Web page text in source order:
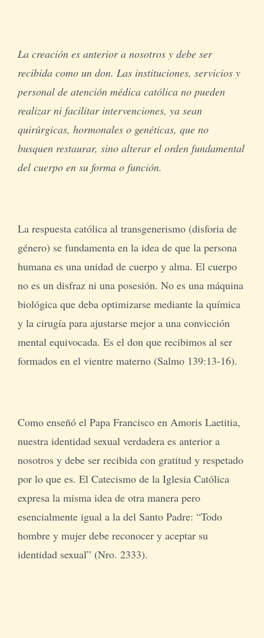
La creación es anterior a nosotros y debe ser
recibida como un don. Las instituciones, servicios y
personal de atención médica católica no pueden
realizar ni facilitar intervenciones, ya sean
quirúrgicas, hormonales o genéticas, que no
busquen restaurar, sino alterar el orden fundamental
del cuerpo en su forma o función.
La respuesta católica al transgenerismo (disforia de
género) se fundamenta en la idea de que la persona
humana es una unidad de cuerpo y alma. El cuerpo
no es un disfraz ni una posesión. No es una máquina
biológica que deba optimizarse mediante la química
y la cirugía para ajustarse mejor a una convicción
mental equivocada. Es el don que recibimos al ser
formados en el vientre materno (Salmo 139:13-16).
Como enseñó el Papa Francisco en Amoris Laetitia,
nuestra identidad sexual verdadera es anterior a
nosotros y debe ser recibida con gratitud y respetado
por lo que es. El Catecismo de la Iglesia Católica
expresa la misma idea de otra manera pero
esencialmente igual a la del Santo Padre: “Todo
hombre y mujer debe reconocer y aceptar su
identidad sexual” (Nro. 2333).